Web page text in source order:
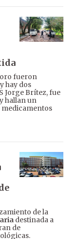
fueron
hay dos
Jorge Brítez, fue
hallan un
de la
destinada a
de